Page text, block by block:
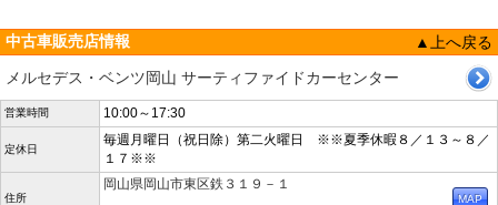
中古車販売店情報
▲上へ戻る
メルセデス・ベンツ岡山 サーティファイドカーセンター
営業時間 10:00～17:30
定休日
毎週月曜日（祝日除）第二火曜日 ※※夏季休暇８／１３～８／
１７※※
住所
岡山県岡山市東区鉄３１９－１